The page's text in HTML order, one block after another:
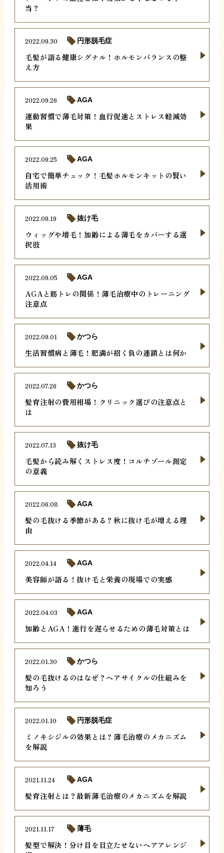
当？
毛髪が語る健康シグナル！ホルモンバランスの整
え方
2022.09.30 円形脱毛症
運動習慣で薄毛対策！血行促進とストレス軽減効
果
2022.09.26 AGA
自宅で簡単チェック！毛髪ホルモンキットの賢い
活用術
2022.09.25 AGA
ウィッグや増毛！加齢による薄毛をカバーする選
択肢
2022.09.19 抜け毛
AGAと筋トレの関係！薄毛治療中のトレーニング
注意点
2022.09.05 AGA
生活習慣病と薄毛！肥満が招く負の連鎖とは何か
2022.09.01 かつら
髪育注射の費用相場！クリニック選びの注意点と
は
2022.07.26 かつら
毛髪から読み解くストレス度！コルチゾール測定
の意義
2022.07.13 抜け毛
髪の毛抜ける季節がある？秋に抜け毛が増える理
由
2022.06.08 AGA
美容師が語る！抜け毛と栄養の現場での実感
2022.04.14 AGA
加齢とAGA！進行を遅らせるための薄毛対策とは
2022.04.03 AGA
髪の毛抜けるのはなぜ？ヘアサイクルの仕組みを
知ろう
2022.01.30 かつら
ミノキシジルの効果とは？薄毛治療のメカニズム
を解説
2022.01.10 円形脱毛症
髪育注射とは？最新薄毛治療のメカニズムを解説
2021.11.24 AGA
髪型で解決！分け目を目立たせないヘアアレンジ
2021.11.17 薄毛